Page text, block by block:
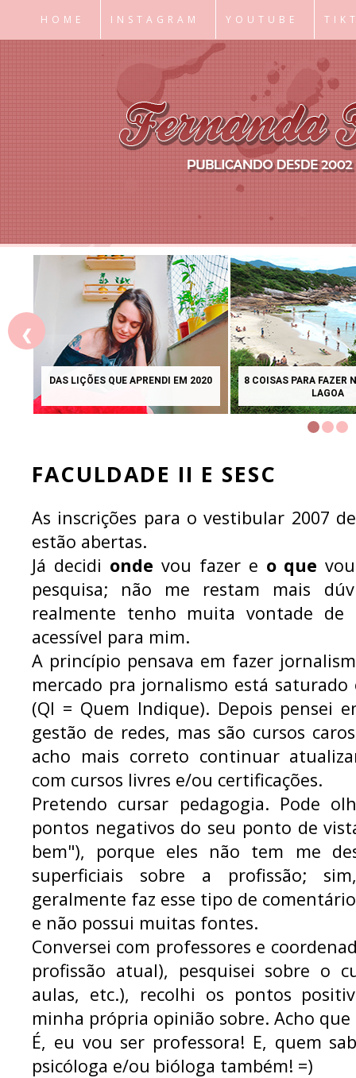
HOME INSTAGRAM YOUTUBE
DAS LIÇÕES QUE APRENDI EM 2020
8 COISAS PARA FAZER
LAGOA
❮
FACULDADE II E SESC
As inscrições para o vestibular 2007
estão abertas.
Já decidi onde vou fazer e o que
pesquisa; não me restam mais
realmente tenho muita vontade
acessível para mim.
A princípio pensava em fazer
mercado pra jornalismo está
(QI = Quem Indique). Depois pensei
gestão de redes, mas são cursos
acho mais correto continuar
com cursos livres e/ou certificações.
Pretendo cursar pedagogia. Pode
pontos negativos do seu ponto de
bem"), porque eles não tem me
superficiais sobre a profissão;
geralmente faz esse tipo de
e não possui muitas fontes.
Conversei com professores e
profissão atual), pesquisei sobre o
aulas, etc.), recolhi os pontos
minha própria opinião sobre. Acho
É, eu vou ser professora! E, quem
psicóloga e/ou bióloga também! =)